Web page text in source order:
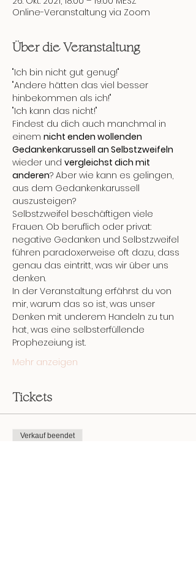
Online-Veranstaltung via Zoom
Über die Veranstaltung
"Ich bin nicht gut genug!"
"Andere hätten das viel besser
hinbekommen als ich!"
"Ich kann das nicht!"
Findest du dich auch manchmal in
einem nicht enden wollenden
Gedankenkarussell an Selbstzweifeln
wieder und vergleichst dich mit
anderen? Aber wie kann es gelingen,
aus dem Gedankenkarussell
auszusteigen?
Selbstzweifel beschäftigen viele
Frauen. Ob beruflich oder privat:
negative Gedanken und Selbstzweifel
führen paradoxerweise oft dazu, dass
genau das eintritt, was wir über uns
denken.
In der Veranstaltung erfährst du von
mir, warum das so ist, was unser
Denken mit underem Handeln zu tun
hat, was eine selbsterfüllende
Prophezeiung ist.
Mehr anzeigen
Tickets
Verkauf beendet